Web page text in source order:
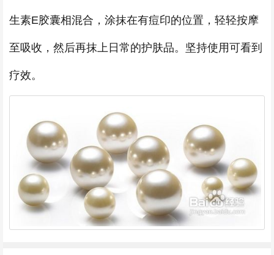
生素E胶囊相混合，涂抹在有痘印的位置，轻轻按摩
至吸收，然后再抹上日常的护肤品。坚持使用可看到
疗效。